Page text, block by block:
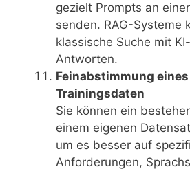
gezielt Prompts an
senden. RAG-Systeme
klassische Suche mit
Antworten.
Feinabstimmung
Trainingsdaten
Sie können ein
einem eigenen
um es besser auf
Anforderungen,